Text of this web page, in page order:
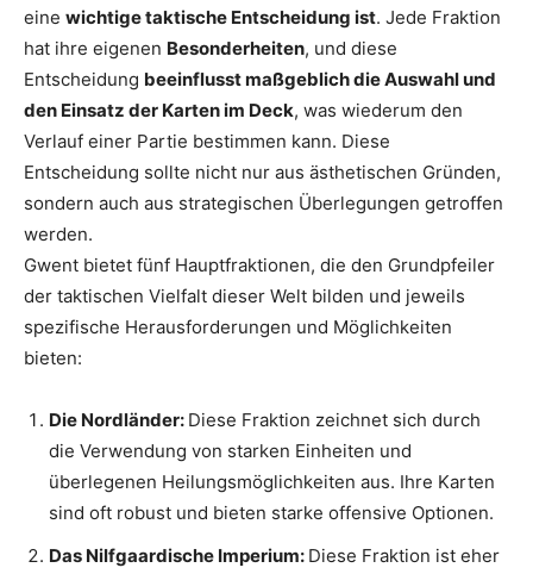
eine wichtige taktische Entscheidung ist. Jede Fraktion
hat ihre eigenen Besonderheiten, und diese
Entscheidung beeinflusst maßgeblich die Auswahl und
den Einsatz der Karten im Deck, was wiederum den
Verlauf einer Partie bestimmen kann. Diese
Entscheidung sollte nicht nur aus ästhetischen Gründen,
sondern auch aus strategischen Überlegungen getroffen
werden.
Gwent bietet fünf Hauptfraktionen, die den Grundpfeiler
der taktischen Vielfalt dieser Welt bilden und jeweils
spezifische Herausforderungen und Möglichkeiten
bieten:
Die Nordländer: Diese Fraktion zeichnet sich durch
die Verwendung von starken Einheiten und
überlegenen Heilungsmöglichkeiten aus. Ihre Karten
sind oft robust und bieten starke offensive Optionen.
Das Nilfgaardische Imperium: Diese Fraktion ist eher